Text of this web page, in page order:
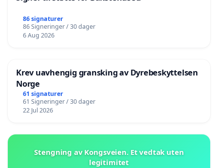
86 signaturer
86 Signeringer / 30 dager
6 Aug 2026
Krev uavhengig gransking av Dyrebeskyttelsen
Norge
61 signaturer
61 Signeringer / 30 dager
22 Jul 2026
Stengning av Kongsveien. Et vedtak uten
legitimitet